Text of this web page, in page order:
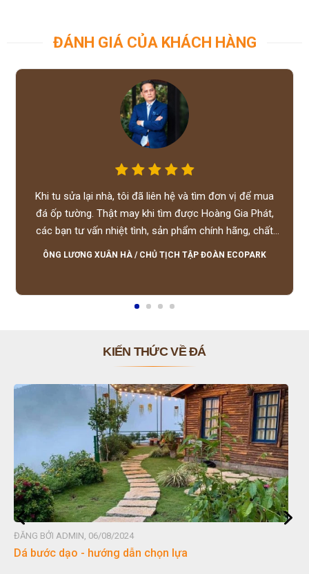
ĐÁNH GIÁ CỦA KHÁCH HÀNG
Khi tu sửa lại nhà, tôi đã liên hệ và tìm đơn vị để mua
đá ốp tường. Thật may khi tìm được Hoàng Gia Phát,
các bạn tư vấn nhiệt tình, sản phẩm chính hãng, chất
lượng tốt, giá hợp lý, hỗ trợ tận tình.
ÔNG LƯƠNG XUÂN HÀ / CHỦ TỊCH TẬP ĐOÀN ECOPARK
KIẾN THỨC VỀ ĐÁ
ĐĂNG BỞI ADMIN, 06/08/2024
Đá non bộ - cách lựa chọn non bộ đẹp